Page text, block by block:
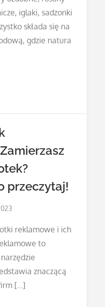
iglaki, sadzonki
składa się na
gdzie natura
przeczytaj!
reklamowe i ich
to
znaczącą
[…]